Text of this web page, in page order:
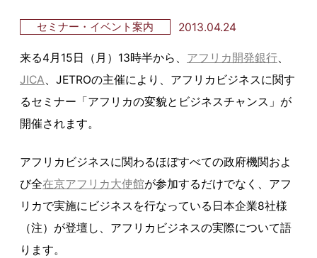
セミナー・イベント案内 2013.04.24
来る4月15日（月）13時半から、 アフリカ開発銀行、
JICA、JETROの主催により、アフリカビジネスに関す
るセミナー「アフリカの変貌とビジネスチャンス」が
開催されます。
アフリカビジネスに関わるほぼすべての政府機関およ
び全在京アフリカ大使館が参加するだけでなく、アフ
リカで実施にビジネスを行なっている日本企業8社様
（注）が登壇し、アフリカビジネスの実際について語
ります。